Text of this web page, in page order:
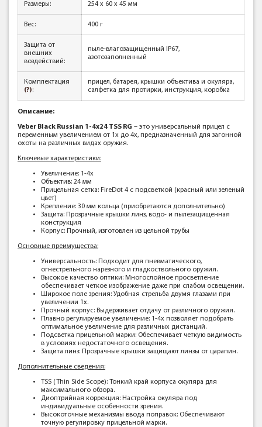
Размеры: 254 х 60 х 45 мм
Вес: 400 г
Защита от
внешних
воздействий:
пыле-влагозащищенный IP67,
азотозаполненный
Комплектация
(?):
прицел, батарея, крышки объектива и окуляра,
салфетка для протирки, инструкция, коробка
Описание:
Veber Black Russian 1-4x24 TSS RG – это универсальный прицел с
переменным увеличением от 1x до 4x, предназначенный для загонной
охоты на различных видах оружия.
Ключевые характеристики:
Увеличение: 1-4x
Объектив: 24 мм
Прицельная сетка: FireDot 4 с подсветкой (красный или зеленый
цвет)
Крепление: 30 мм кольца (приобретаются дополнительно)
Защита: Прозрачные крышки линз, водо- и пылезащищенная
конструкция
Корпус: Прочный, изготовлен из цельной трубы
Основные преимущества:
Универсальность: Подходит для пневматического,
огнестрельного нарезного и гладкоствольного оружия.
Высокое качество оптики: Многослойное просветление
обеспечивает четкое изображение даже при слабом освещении.
Широкое поле зрения: Удобная стрельба двумя глазами при
увеличении 1x.
Прочный корпус: Выдерживает отдачу от различного оружия.
Плавно регулируемое увеличение: 1-4x позволяет подобрать
оптимальное увеличение для различных дистанций.
Подсветка прицельной марки: Обеспечивает четкую видимость
в условиях недостаточного освещения.
Защита линз: Прозрачные крышки защищают линзы от царапин.
Дополнительные сведения:
TSS (Thin Side Scope): Тонкий край корпуса окуляра для
максимального обзора.
Диоптрийная коррекция: Настройка окуляра под
индивидуальные особенности зрения.
Высокоточные механизмы ввода поправок: Обеспечивают
точную регулировку прицельной марки.